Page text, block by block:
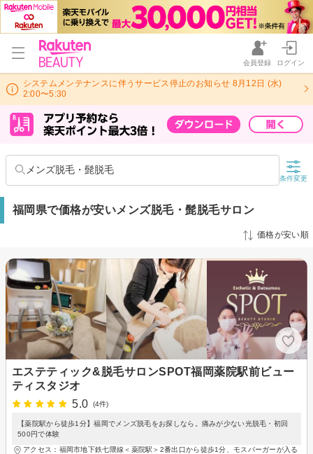
会員登録 ログイン
システムメンテナンスに伴うサービス停止のお知らせ 8月12日 (水)
2:00〜5:30
メンズ脱毛・髭脱毛
条件変更
福岡県で価格が安いメンズ脱毛・髭脱毛サロン
価格が安い順
エステティック&脱毛サロンSPOT福岡薬院駅前ビュー
ティスタジオ
5.0
(4件)
【薬院駅から徒歩1分】福岡でメンズ脱毛をお探しなら。痛みが少ない光脱毛・初回
500円で体験
アクセス：福岡市地下鉄七隈線＜薬院駅＞2番出口から徒歩1分、モスバーガーが入る